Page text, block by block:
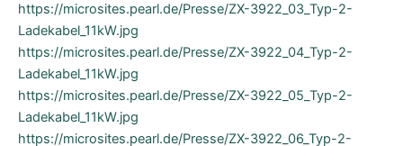
https://microsites.pearl.de/Presse/ZX-3922_03_Typ-2-
Ladekabel_11kW.jpg
https://microsites.pearl.de/Presse/ZX-3922_04_Typ-2-
Ladekabel_11kW.jpg
https://microsites.pearl.de/Presse/ZX-3922_05_Typ-2-
Ladekabel_11kW.jpg
https://microsites.pearl.de/Presse/ZX-3922_06_Typ-2-